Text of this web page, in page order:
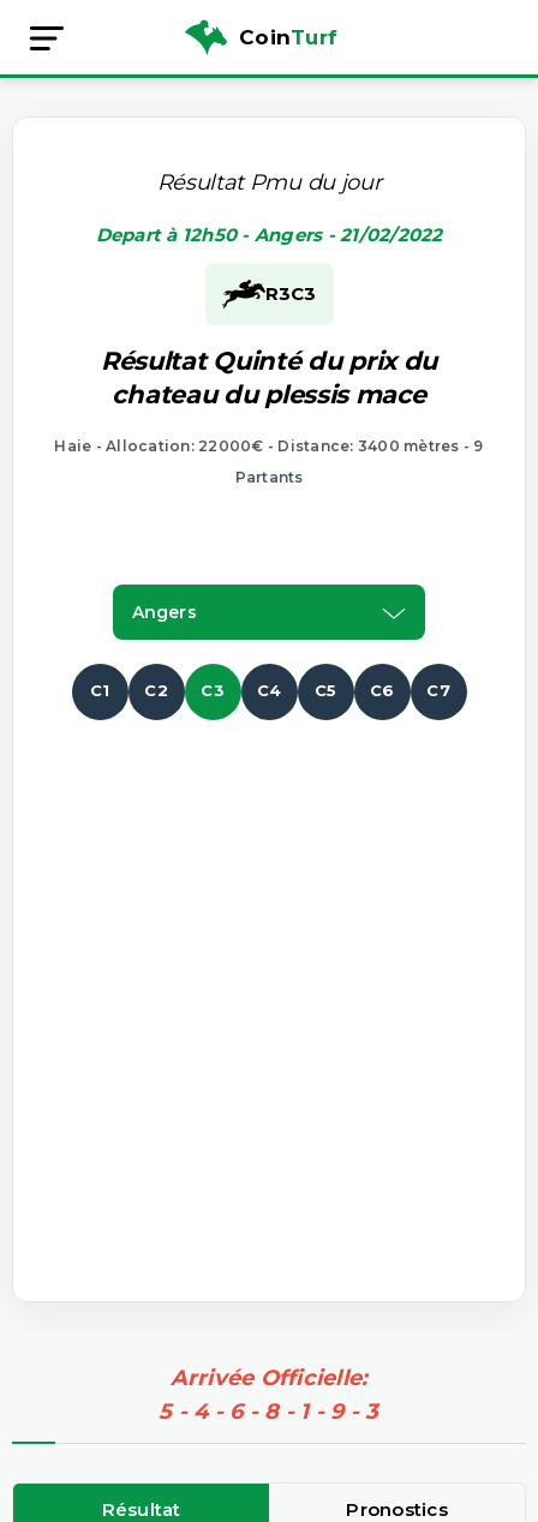
CoinTurf
Résultat Pmu du jour
Depart à 12h50 - Angers - 21/02/2022
R3C3
Résultat Quinté du prix du
chateau du plessis mace
Haie - Allocation: 22000€ - Distance: 3400 mètres - 9
Partants
Angers
C1 C2 C3 C4 C5 C6 C7
Arrivée Officielle:
5 - 4 - 6 - 8 - 1 - 9 - 3
Résultat Pronostics